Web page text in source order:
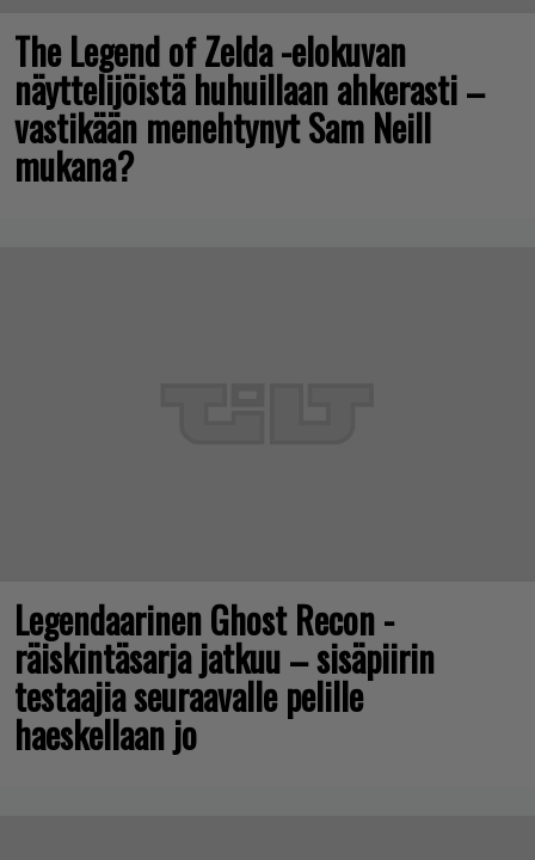
The Legend of Zelda -elokuvan
näyttelijöistä huhuillaan ahkerasti –
vastikään menehtynyt Sam Neill
mukana?
Legendaarinen Ghost Recon -
räiskintäsarja jatkuu – sisäpiirin
testaajia seuraavalle pelille
haeskellaan jo